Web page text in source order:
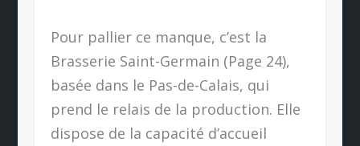
Pour pallier ce manque, c’est la
Brasserie Saint-Germain (Page 24),
basée dans le Pas-de-Calais, qui
prend le relais de la production. Elle
dispose de la capacité d’accueil